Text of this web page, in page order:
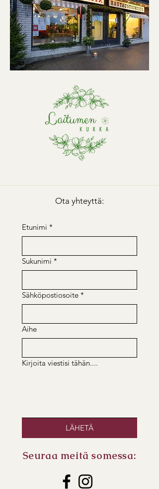
Ota yhteyttä:
Etunimi *
Sukunimi *
Sähköpostiosoite *
Aihe
Kirjoita viestisi tähän....
LÄHETÄ
Seuraa meitä somessa: